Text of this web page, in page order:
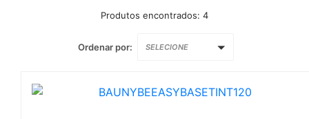
Produtos encontrados: 4
Ordenar por: SELECIONE